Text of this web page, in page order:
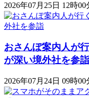
2026年07月25日 12時00
おさんぽ案内人が
が深い境外社を参詣
2026年07月24日 09時00